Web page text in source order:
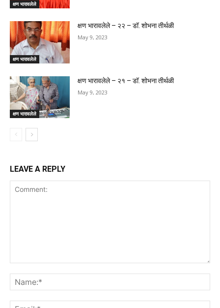
क्षण भारावलेले
क्षण भारावलेले
क्षण भारावलेले – २२ – डॉ. शोभना तीर्थळी
May 9, 2023
क्षण भारावलेले
क्षण भारावलेले – २१ – डॉ. शोभना तीर्थळी
May 9, 2023
LEAVE A REPLY